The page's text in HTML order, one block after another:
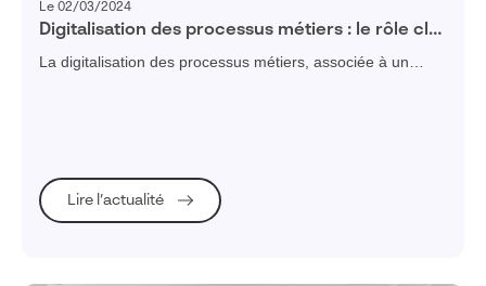
Le 02/03/2024
Digitalisation des processus métiers : le rôle clé
du logiciel BPM dans la transformation digitale
La digitalisation des processus métiers, associée à un
Lire l’actualité